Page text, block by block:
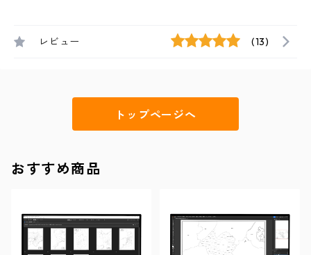
レビュー (13)
トップページへ
おすすめ商品